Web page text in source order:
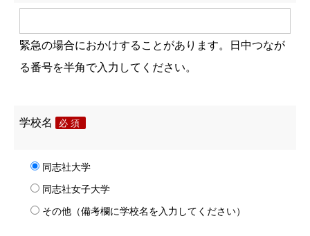
緊急の場合におかけすることがあります。日中つなが
る番号を半角で入力してください。
学校名 必須
同志社大学
同志社女子大学
その他（備考欄に学校名を入力してください）